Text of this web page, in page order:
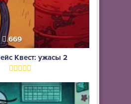
669
Квест: ужасы 2